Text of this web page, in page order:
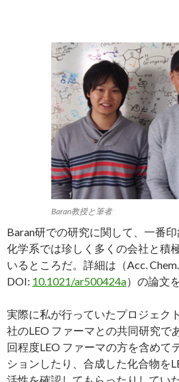
Baran教授と筆者
Baran研での研究に関して、一番印
化学系では珍しく多くの会社と積
いるところだ。詳細は（Acc.
DOI: 10.1021/ar500424a）の論文
実際に私が行っていたプロジェク
社のLEO ファーマとの共同研究で
回程度LEO ファーマの方を含めて
ションしたり、合成した化合物を